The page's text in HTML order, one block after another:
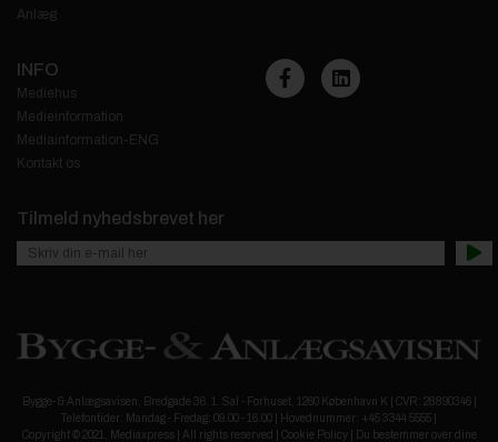
Anlæg
INFO
Mediehus
Medieinformation
Mediainformation-ENG
Kontakt os
Tilmeld nyhedsbrevet her
Bygge- & Anlægsavisen, Bredgade 36. 1. Sal - Forhuset, 1260 København K | CVR: 28890346 |
Telefontider: Mandag - Fredag: 09.00 - 16.00 | Hovednummer: +45 3344 5555 |
Copyright © 2021, Mediaxpress | All rights reserved | Cookie Policy Du bestemmer over dine